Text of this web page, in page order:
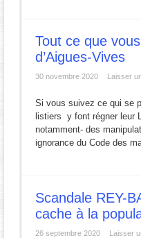
Tout ce que
d’Aigues-Vives
30 novembre 2020 Laisser
Si vous suivez ce qui se
listiers y font régner leur
notamment- des
ignorance du Code des
Scandale REY-
cache à la
26 septembre 2020 Laisser